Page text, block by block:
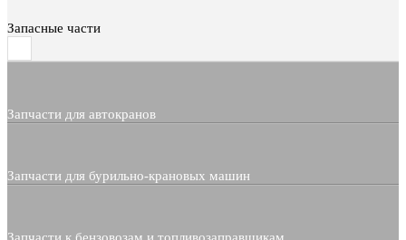
Запасные части
Запчасти для автокранов
Запчасти для бурильно-крановых машин